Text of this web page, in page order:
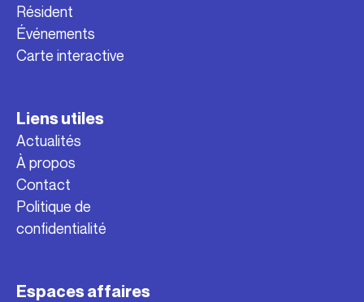
Résident
Événements
Carte interactive
Liens utiles
Actualités
À propos
Contact
Politique de
confidentialité
Espaces affaires